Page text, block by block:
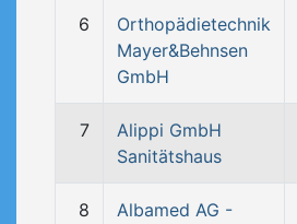
6
Orthopädietechnik
Mayer&Behnsen
GmbH
7
Alippi GmbH
Sanitätshaus
8
Albamed AG -